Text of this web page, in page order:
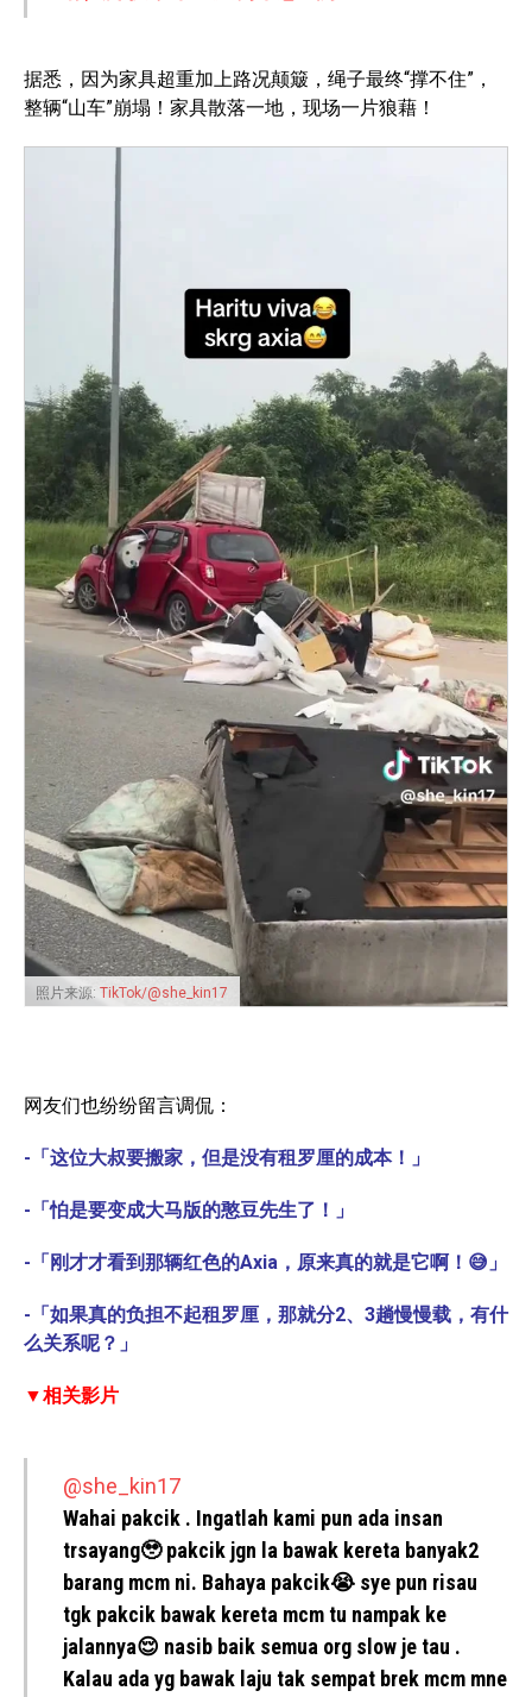
据悉，因为家具超重加上路况颠簸，绳子最终“撑不住”，
整辆“山车”崩塌！家具散落一地，现场一片狼藉！
照片来源: TikTok/@she_kin17
网友们也纷纷留言调侃：
-「这位大叔要搬家，但是没有租罗厘的成本！」
-「怕是要变成大马版的憨豆先生了！」
-「 刚才才看到那辆红色的Axia， 原来真的就是它啊！😅 」
-「 如果真的负担不起租罗厘， 那就分2、 3趟慢慢载， 有什
么关系呢？ 」
▼相关影片
@she_kin17
Wahai pakcik . Ingatlah kami pun ada insan
trsayang🥹 pakcik jgn la bawak kereta banyak2
barang mcm ni. Bahaya pakcik😭 sye pun risau
tgk pakcik bawak kereta mcm tu nampak ke
jalannya😌 nasib baik semua org slow je tau .
Kalau ada yg bawak laju tak sempat brek mcm mne